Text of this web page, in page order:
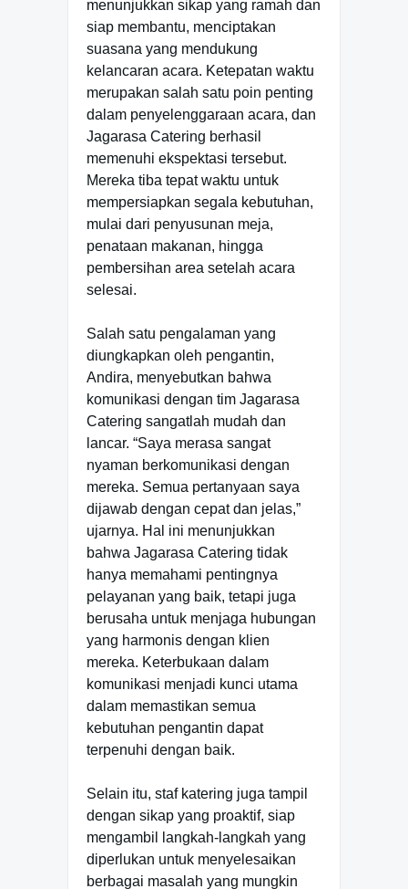
menunjukkan sikap yang ramah dan
siap membantu, menciptakan
suasana yang mendukung
kelancaran acara. Ketepatan waktu
merupakan salah satu poin penting
dalam penyelenggaraan acara, dan
Jagarasa Catering berhasil
memenuhi ekspektasi tersebut.
Mereka tiba tepat waktu untuk
mempersiapkan segala kebutuhan,
mulai dari penyusunan meja,
penataan makanan, hingga
pembersihan area setelah acara
selesai.
Salah satu pengalaman yang
diungkapkan oleh pengantin,
Andira, menyebutkan bahwa
komunikasi dengan tim Jagarasa
Catering sangatlah mudah dan
lancar. “Saya merasa sangat
nyaman berkomunikasi dengan
mereka. Semua pertanyaan saya
dijawab dengan cepat dan jelas,”
ujarnya. Hal ini menunjukkan
bahwa Jagarasa Catering tidak
hanya memahami pentingnya
pelayanan yang baik, tetapi juga
berusaha untuk menjaga hubungan
yang harmonis dengan klien
mereka. Keterbukaan dalam
komunikasi menjadi kunci utama
dalam memastikan semua
kebutuhan pengantin dapat
terpenuhi dengan baik.
Selain itu, staf katering juga tampil
dengan sikap yang proaktif, siap
mengambil langkah-langkah yang
diperlukan untuk menyelesaikan
berbagai masalah yang mungkin